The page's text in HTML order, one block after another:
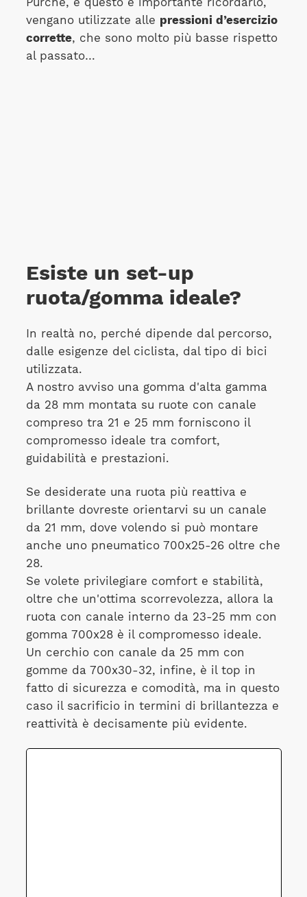
vengano utilizzate alle pressioni d’esercizio
corrette, che sono molto più basse rispetto
al passato…
Esiste un set-up
ruota/gomma ideale?
In realtà no, perché dipende dal percorso,
dalle esigenze del ciclista, dal tipo di bici
utilizzata.
A nostro avviso una gomma d'alta gamma
da 28 mm montata su ruote con canale
compreso tra 21 e 25 mm forniscono il
compromesso ideale tra comfort,
guidabilità e prestazioni.
Se desiderate una ruota più reattiva e
brillante dovreste orientarvi su un canale
da 21 mm, dove volendo si può montare
anche uno pneumatico 700x25-26 oltre che
28.
Se volete privilegiare comfort e stabilità,
oltre che un'ottima scorrevolezza, allora la
ruota con canale interno da 23-25 mm con
gomma 700x28 è il compromesso ideale.
Un cerchio con canale da 25 mm con
gomme da 700x30-32, infine, è il top in
fatto di sicurezza e comodità, ma in questo
caso il sacrificio in termini di brillantezza e
reattività è decisamente più evidente.